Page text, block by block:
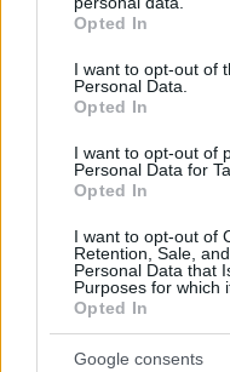
grant or deny consent
use your data for below
consent section.
Opted In
I want to opt-out of
Personal Data.
Opted In
I want to opt-out of
Personal Data for
Opted In
I want to opt-out of
Retention, Sale,
Personal Data that
Purposes for which
Opted In
Google consents
«Πόσα θέλεις για το
Κρήτη ζητά... τιμή